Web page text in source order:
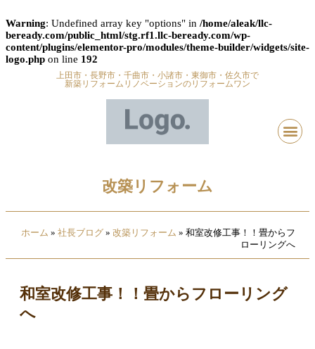
Warning: Undefined array key "options" in /home/aleak/llc-
beready.com/public_html/stg.rf1.llc-beready.com/wp-
content/plugins/elementor-pro/modules/theme-builder/widgets/site-
logo.php on line 192
上田市・長野市・千曲市・小諸市・東御市・佐久市で
新築リフォームリノベーションのリフォームワン
改築リフォーム
ホーム » 社長ブログ » 改築リフォーム » 和室改修工事！！畳からフ
ローリングへ
和室改修工事！！畳からフローリング
へ